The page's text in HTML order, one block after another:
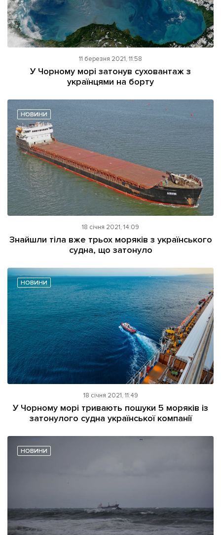
11 березня 2021, 11:58
У Чорному морі затонув суховантаж з
українцями на борту
НОВИНИ
18 січня 2021, 14:09
Знайшли тіла вже трьох моряків з українського
судна, що затонуло
НОВИНИ
18 січня 2021, 11:49
У Чорному морі тривають пошуки 5 моряків із
затонулого судна української компанії
НОВИНИ